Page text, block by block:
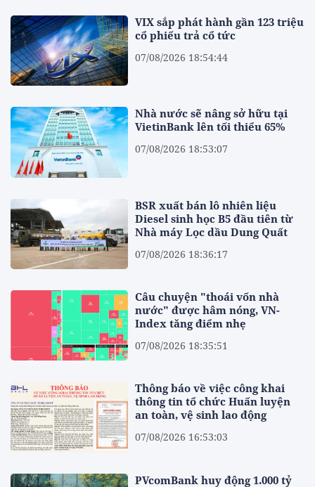
VIX sắp phát hành gần 123 triệu
cổ phiếu trả cổ tức
07/08/2026 18:54:44
Nhà nước sẽ nâng sở hữu tại
VietinBank lên tối thiểu 65%
07/08/2026 18:53:07
BSR xuất bán lô nhiên liệu
Diesel sinh học B5 đầu tiên từ
Nhà máy Lọc dầu Dung Quất
07/08/2026 18:36:17
Câu chuyện "thoái vốn nhà
nước" được hâm nóng, VN-
Index tăng điểm nhẹ
07/08/2026 18:35:51
Thông báo về việc công khai
thông tin tổ chức Huấn luyện
an toàn, vệ sinh lao động
07/08/2026 16:53:03
PVcomBank huy động 1.000 tỷ